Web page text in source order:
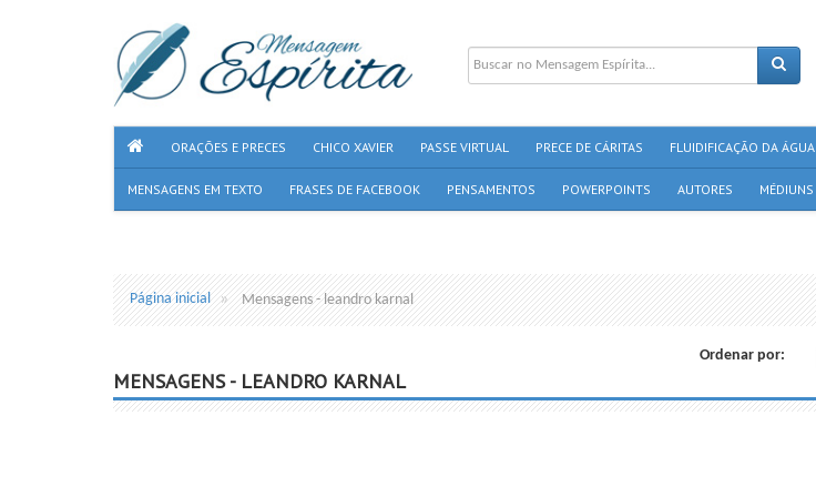
ORAÇÕES E PRECES CHICO XAVIER PASSE VIRTUAL PRECE DE CÁRITAS FLUIDIFICAÇÃO DA ÁGUA
MENSAGENS EM TEXTO FRASES DE FACEBOOK PENSAMENTOS POWERPOINTS AUTORES MÉDIUNS
Página inicial Mensagens - leandro karnal
Ordenar por:
MENSAGENS - LEANDRO KARNAL